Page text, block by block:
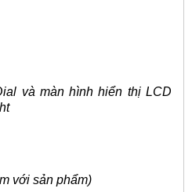
và màn hình hiển thị LCD
với sản phẩm)